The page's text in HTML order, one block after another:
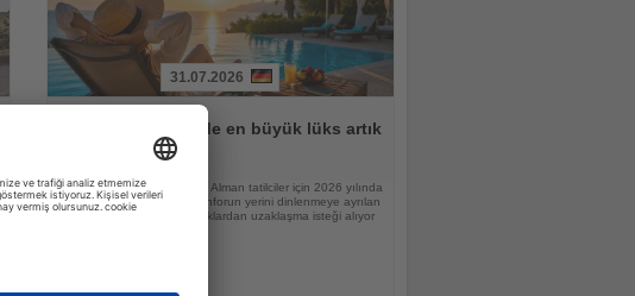
Haberi
31.07.2026
Almanlar için tatilde en büyük lüks artık
YouGov araştırmasına göre Alman tatilciler için 2026 yılında
lüksün anlamı değişiyor; konforun yerini dinlenmeye ayrılan
zaman ve günlük sorumluluklardan uzaklaşma isteği alıyor